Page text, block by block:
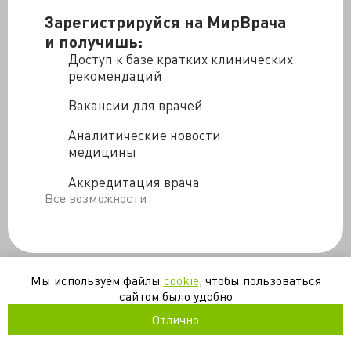
Зарегистрируйся на МирВрача
и получишь:
Доступ к базе кратких клинических
рекомендаций
Вакансии для врачей
Аналитические новости
медицины
Аккредитация врача
Все возможности
Мы используем файлы cookie , чтобы пользоваться
сайтом было удобно
Отлично